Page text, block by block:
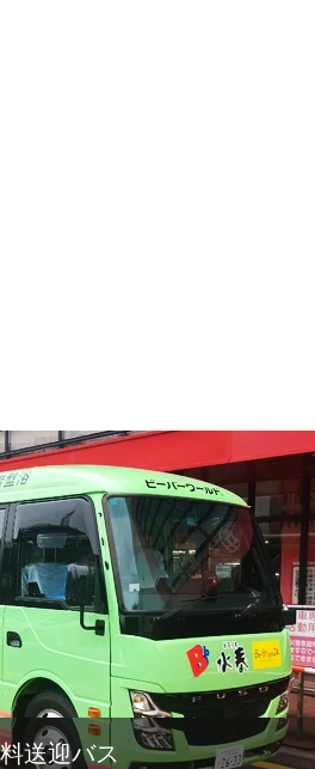
送迎バス